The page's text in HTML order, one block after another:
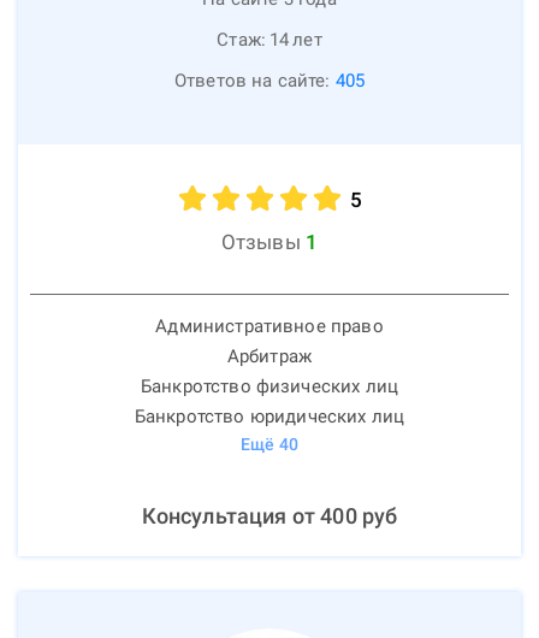
Стаж: 14лет
Ответов на сайте: 405
5
Отзывы 1
Административное право
Арбитраж
Банкротство физических лиц
Банкротство юридических лиц
Ещё 40
Консультация от400руб